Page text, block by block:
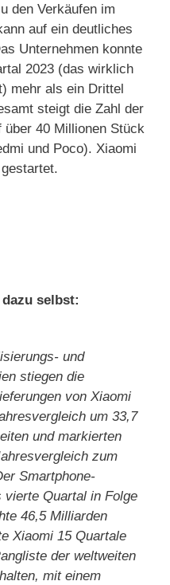
den Verkäufen im
auf ein deutliches
Unternehmen konnte
2023 (das wirklich
mehr als ein Drittel
steigt die Zahl der
40 Millionen Stück
und Poco). Xiaomi
selbst:
und
stiegen die
von Xiaomi
um 33,7
und markierten
zum
Smartphone-
Quartal in Folge
46,5 Milliarden
Xiaomi 15 Quartale
der weltweiten
mit einem